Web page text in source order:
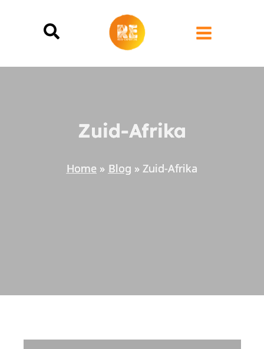
Zuid-Afrika
Home Blog Zuid-Afrika